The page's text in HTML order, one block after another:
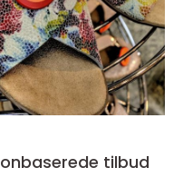
tilbud